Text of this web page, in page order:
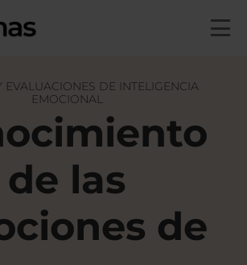
EVALUACIONES DE INTELIGENCIA
EMOCIONAL
de las
de